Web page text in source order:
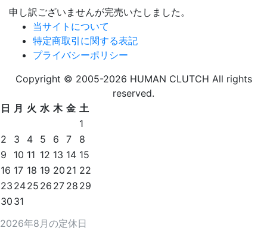
申し訳ございませんが完売いたしました。
当サイトについて
特定商取引に関する表記
プライバシーポリシー
Copyright © 2005-2026 HUMAN CLUTCH All rights
reserved.
2026年8月の定休日
日 月 火 水 木 金 土
1
2
3 4 5 6 7
8
9
10 11 12 13 14 15
16 17 18 19 20 21 22
23 2425 26 27 28 29
30 31